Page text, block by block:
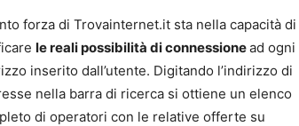
forza di Trovainternet.it sta nella capacità di
le reali possibilità di connessionead ogni
inserito dall’utente. Digitando l’indirizzo di
nella barra di ricerca si ottiene un elenco
di operatori con le relative offerte su